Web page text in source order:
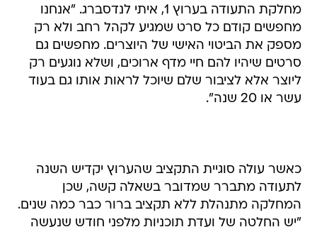
מחלקת התעודה בערוץ 1, איתי לנדסברג. "אנחנו
מחפשים קודם כל סרט שמגיע לקהל רחב ולא רק
מספק את הביטוי האישי של היוצרים. מחפשים גם
סרטים שיהיו להם חיי מדף ארוכים, ושלא נוגעים רק
ליוצר אלא לציבור שלם שיוכל לראות אותו גם בעוד
עשר או 20 שנה".
כאשר עולה סוגיית התקציב שהערוץ יקדיש השנה
לתעודה מתברר שמדובר בשאלה קשה, שכן
המחלקה מתנהלת ללא תקציב ברור כבר כמה שנים.
"יש החלטה של ועדת תוכניות מלפני חודש שנעשה